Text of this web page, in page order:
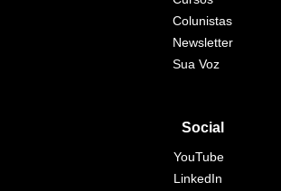
Colunistas
Newsletter
Sua Voz
Social
YouTube
LinkedIn